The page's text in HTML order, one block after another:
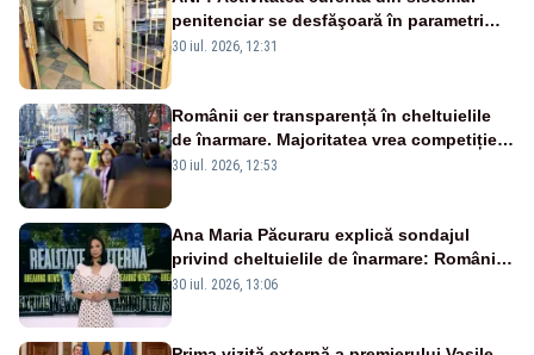
penitenciar se desfăşoară în parametri
normali
30 iul. 2026, 12:31
Românii cer transparență în cheltuielile
de înarmare. Majoritatea vrea competiție
reală și industrie locală – SONDAJ
30 iul. 2026, 12:53
Ana Maria Păcuraru explică sondajul
privind cheltuielile de înarmare: Românii
cer transparență în achiziții și un echilibru
30 iul. 2026, 13:06